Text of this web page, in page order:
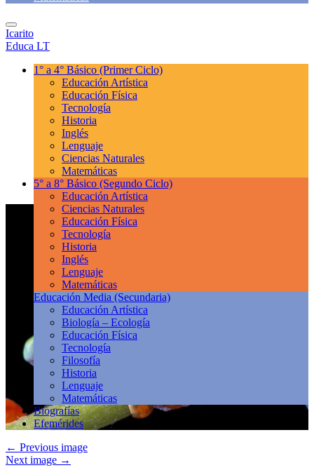
Icarito
Educa LT
1° a 4° Básico (Primer Ciclo)
Educación Artística
Educación Física
Tecnología
Historia
Inglés
Lenguaje
Ciencias Naturales
Matemáticas
5° a 8° Básico (Segundo Ciclo)
Educación Artística
Ciencias Naturales
Educación Física
Tecnología
Historia
Inglés
Lenguaje
Matemáticas
Educación Media (Secundaria)
Educación Artística
Biología – Ecología
Educación Física
Tecnología
Filosofía
Historia
Lenguaje
Matemáticas
Biografías
Efemérides
← Previous image
Next image →